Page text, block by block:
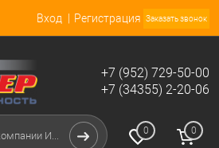
Вход Регистрация Заказать звонок
+7 (952) 729-50-00
+7 (34355) 2-20-06
0 0